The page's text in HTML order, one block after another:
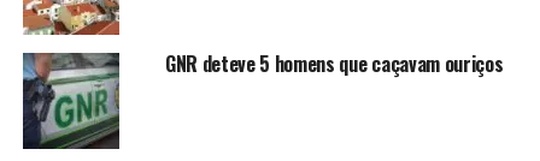
GNR deteve 5 homens que caçavam ouriços